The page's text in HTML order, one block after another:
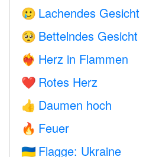
🥲 Lachendes
🥺 Bettelndes Gesicht
❤️‍🔥 Herz in Flammen
❤️ Rotes Herz
👍 Daumen hoch
🔥 Feuer
🇺🇦 Flagge: Ukraine